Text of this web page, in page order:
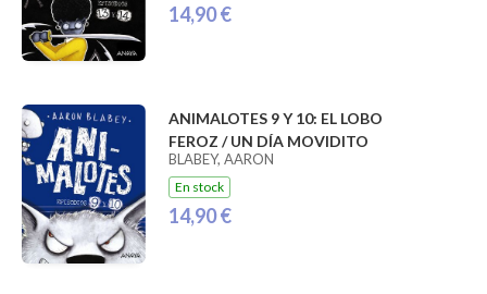
14,90 €
ANIMALOTES 9 Y 10: EL LOBO
FEROZ / UN DÍA MOVIDITO
BLABEY, AARON
En stock
14,90 €